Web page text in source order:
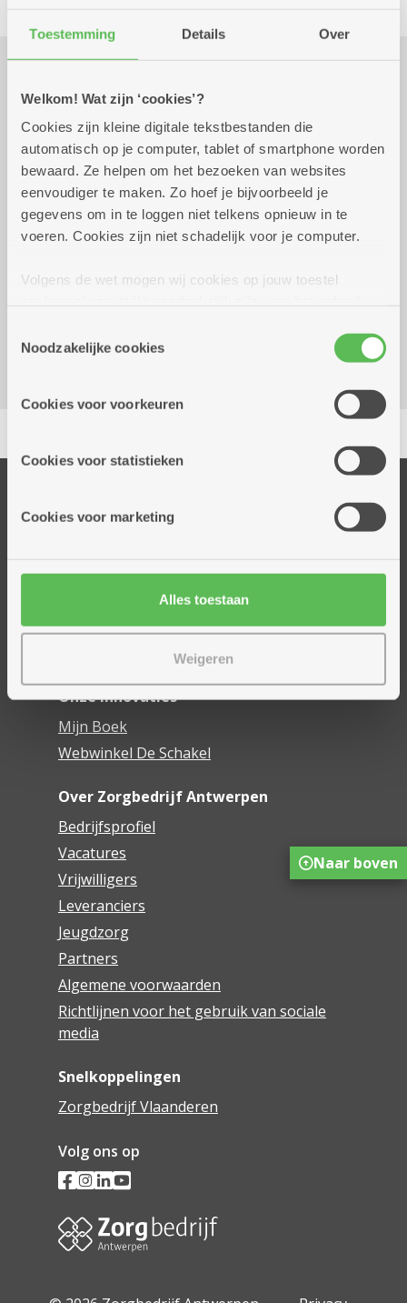
Toestemming Details Over
Welkom! Wat zijn ‘cookies’?
Cookies zijn kleine digitale tekstbestanden die
automatisch op je computer, tablet of smartphone worden
bewaard. Ze helpen om het bezoeken van websites
eenvoudiger te maken. Zo hoef je bijvoorbeeld je
gegevens om in te loggen niet telkens opnieuw in te
voeren. Cookies zijn niet schadelijk voor je computer.
Volgens de wet mogen wij cookies op jouw toestel
cookies hebben we jouw toestemming nodig. Sommige
cookies worden geplaatst door derde partijen die een
informatie over jouw (geanonimiseerd) gebruik van onze
partners kunnen deze gegevens combineren met andere
Noodzakelijke cookies
Cookies voor voorkeuren
Cookies voor statistieken
Cookies voor marketing
Alles toestaan
Weigeren
Praktisch
dinsdag 29 september
2026
15.30 uur tot 15.30
uur
8 euro
Inschrijven noodzakelijk
Reserveer vervoer
Kombine Boelaer (dienstencentrum)
2140 Borgerhout
Thuisdiensten
Assistentiewoningen
Woonzorgcentra
Financieel comfort
Onze innovaties
Mijn Boek
Webwinkel De Schakel
Over Zorgbedrijf Antwerpen
Bedrijfsprofiel
Vacatures
Vrijwilligers
Leveranciers
Jeugdzorg
Partners
Algemene voorwaarden
Richtlijnen voor het gebruik van sociale
media
Snelkoppelingen
Zorgbedrijf Vlaanderen
Volg ons op
Naar boven